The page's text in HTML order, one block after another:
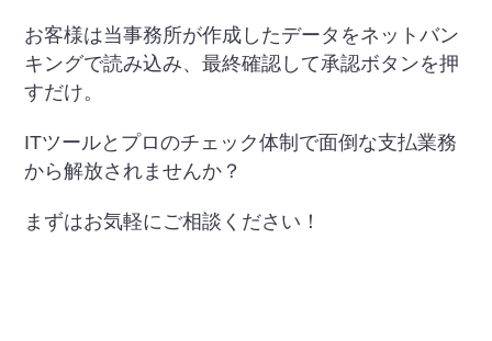
お客様は当事務所が作成したデータをネットバン
キングで読み込み、最終確認して承認ボタンを押
すだけ。
ITツールとプロのチェック体制で面倒な支払業務
から解放されませんか？
まずはお気軽にご相談ください！